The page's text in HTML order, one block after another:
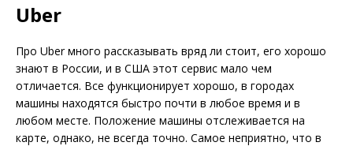
Uber
Про Uber много рассказывать вряд ли стоит, его хорошо
знают в России, и в США этот сервис мало чем
отличается. Все функционирует хорошо, в городах
машины находятся быстро почти в любое время и в
любом месте. Положение машины отслеживается на
карте, однако, не всегда точно. Самое неприятно, что в